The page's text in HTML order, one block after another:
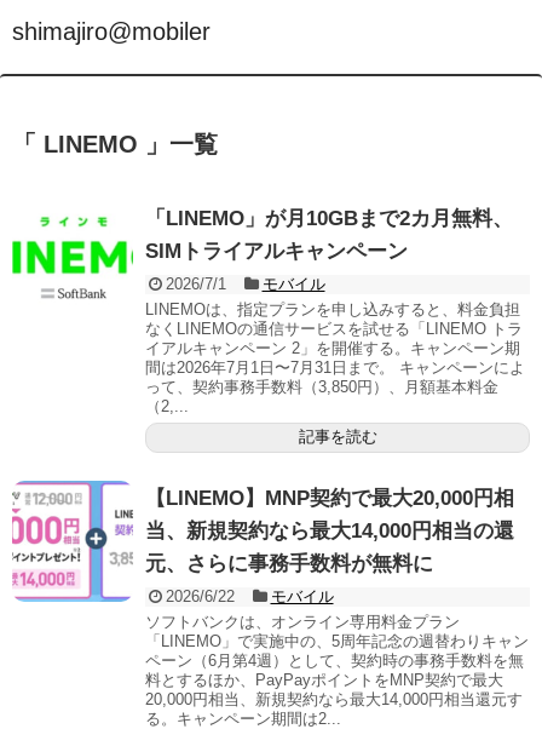
shimajiro@mobiler
「 LINEMO 」一覧
「LINEMO」が月10GBまで2カ月無料、
SIMトライアルキャンペーン
2026/7/1
モバイル
LINEMOは、指定プランを申し込みすると、料金負担
なくLINEMOの通信サービスを試せる「LINEMO トラ
イアルキャンペーン 2」を開催する。キャンペーン期
間は2026年7月1日〜7月31日まで。 キャンペーンによ
って、契約事務手数料（3,850円）、月額基本料金
（2,...
記事を読む
【LINEMO】MNP契約で最大20,000円相
当、新規契約なら最大14,000円相当の還
元、さらに事務手数料が無料に
2026/6/22
モバイル
ソフトバンクは、オンライン専用料金プラン
「LINEMO」で実施中の、5周年記念の週替わりキャン
ペーン（6月第4週）として、契約時の事務手数料を無
料とするほか、PayPayポイントをMNP契約で最大
20,000円相当、新規契約なら最大14,000円相当還元す
る。キャンペーン期間は2...